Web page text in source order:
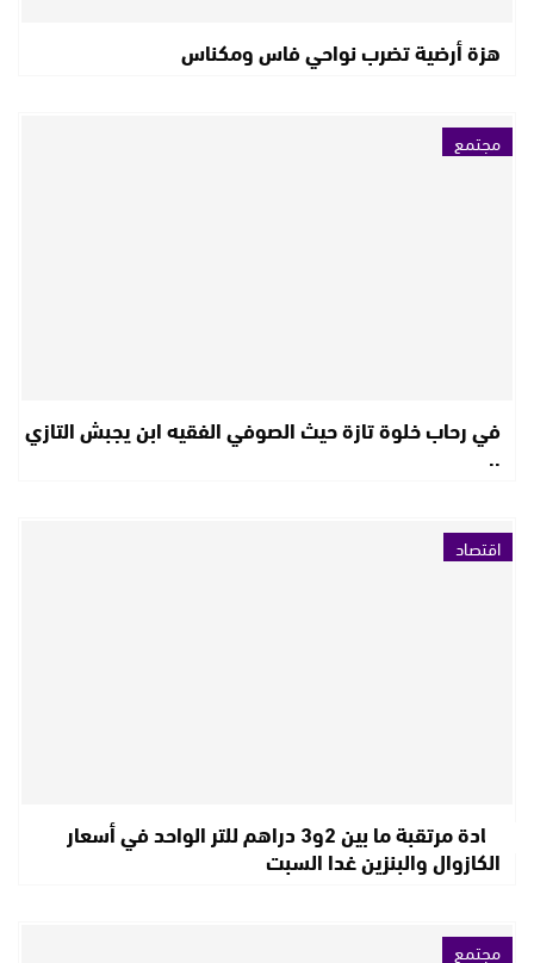
هزة أرضية تضرب نواحي فاس ومكناس
مجتمع
في رحاب خلوة تازة حيث الصوفي الفقيه ابن يجبش التازي
..
اقتصاد
زيادة مرتقبة ما بين 2و3 دراهم للتر الواحد في أسعار
الكازوال والبنزين غدا السبت
مجتمع